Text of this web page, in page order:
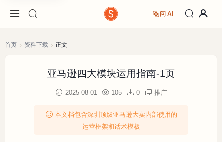
问 AI
首页 资料下载 正文
亚马逊四大模块运用指南-1页
2025-08-01 105 0 推广
本文档包含深圳顶级亚马逊大卖内部使用的
运营框架和话术模板